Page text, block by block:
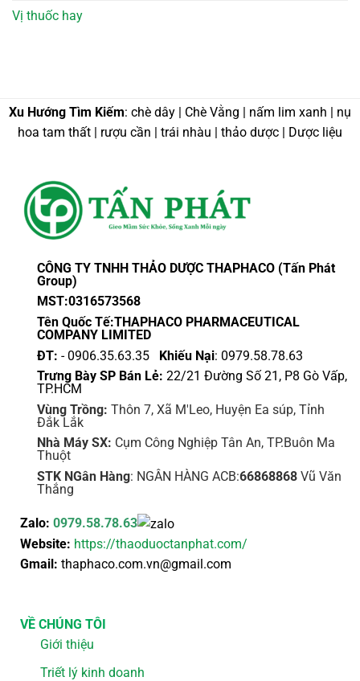
Vị thuốc hay
Xu Hướng Tìm Kiếm: chè dây | Chè Vằng | nấm lim xanh | nụ
hoa tam thất | rượu cần | trái nhàu | thảo dược | Dược liệu
CÔNG TY TNHH THẢO DƯỢC THAPHACO (Tấn Phát
Group)
MST:0316573568
Tên Quốc Tế:THAPHACO PHARMACEUTICAL
COMPANY LIMITED
ĐT: - 0906.35.63.35 Khiếu Nại: 0979.58.78.63
Trưng Bày SP Bán Lẻ: 22/21 Đường Số 21, P8 Gò Vấp,
TP.HCM
Vùng Trồng: Thôn 7, Xã M'Leo, Huyện Ea súp, Tỉnh
Đắk Lắk
Nhà Máy SX: Cụm Công Nghiệp Tân An, TP.Buôn Ma
Thuột
STK NGân Hàng: NGÂN HÀNG ACB:66868868Vũ Văn
Thắng
Zalo: 0979.58.78.63
Website: https://thaoduoctanphat.com/
Gmail: thaphaco.com.vn@gmail.com
VỀ CHÚNG TÔI
Giới thiệu
Triết lý kinh doanh